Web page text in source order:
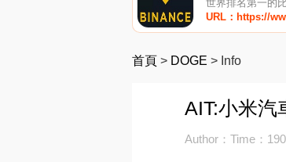
世界排名第一的
URL：https://
首頁 > DOGE > Info
AIT:小米
Author：Time：